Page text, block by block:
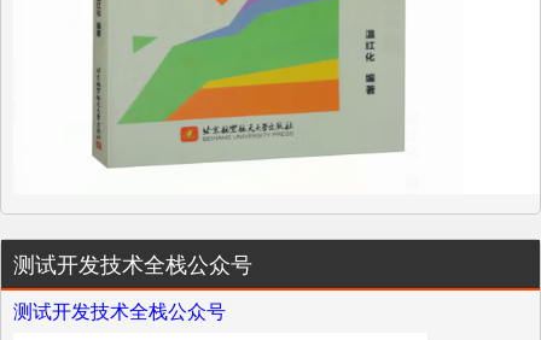
测试开发技术全栈公众号
测试开发技术全栈公众号